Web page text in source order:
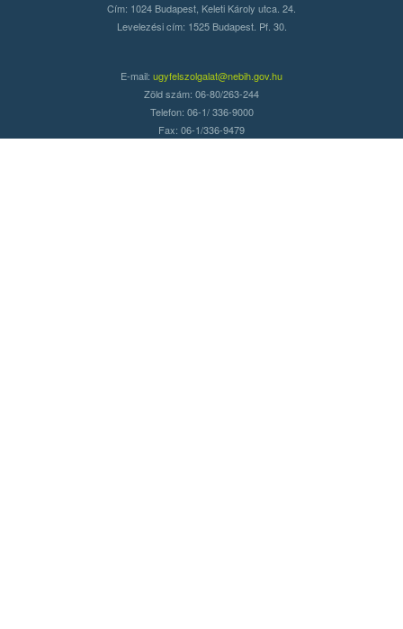
Cím: 1024 Budapest, Keleti Károly utca. 24.
Levelezési cím: 1525 Budapest. Pf. 30.
E-mail: ugyfelszolgalat@nebih.gov.hu
Zöld szám: 06-80/263-244
Telefon: 06-1/ 336-9000
Fax: 06-1/336-9479